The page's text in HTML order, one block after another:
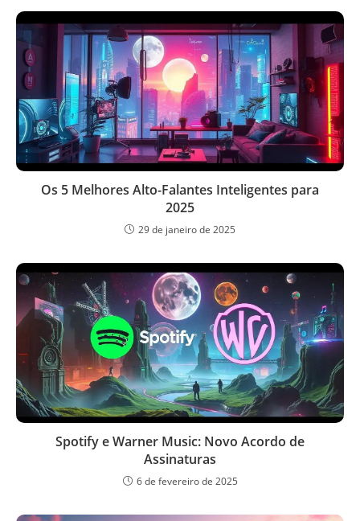
Os 5 Melhores Alto-Falantes Inteligentes para
2025
29 de janeiro de 2025
Spotify e Warner Music: Novo Acordo de
Assinaturas
6 de fevereiro de 2025